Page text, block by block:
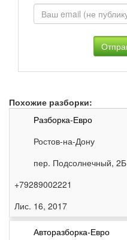
Похожие разборки:
Разборка-Евро
Ростов-на-Дону
пер. Подсолнечный, 2Б
+79289002221
Лис. 16, 2017
Авторазборка-Евро